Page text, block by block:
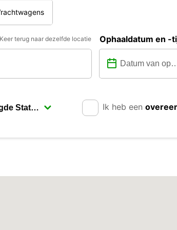
Keer terug naar dezelfde locatie Ophaaldatum en -
Ik heb een